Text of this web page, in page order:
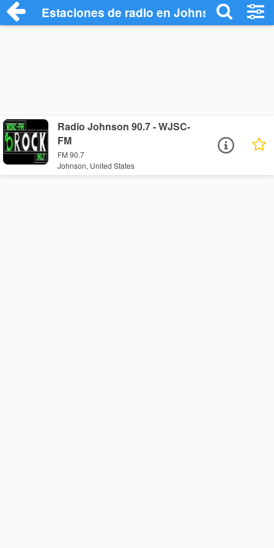
Estaciones de radio en Johnson -
Radio Johnson 90.7 - WJSC-
FM
FM 90.7
Johnson, United States